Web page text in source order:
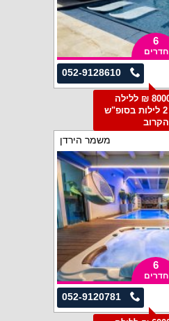
6
חדרים
052-9128610
החל מ8000 ₪ ללילה
למזמינים 2 לילות בסופ"ש
הקרוב
משמר הירדן
6
חדרים
052-9120781